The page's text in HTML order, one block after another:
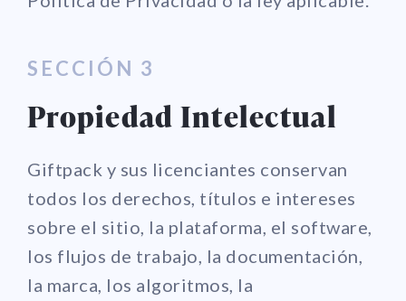
SECCIÓN 3
Propiedad Intelectual
Giftpack y sus licenciantes conservan
todos los derechos, títulos e intereses
sobre el sitio, la plataforma, el software,
los flujos de trabajo, la documentación,
la marca, los algoritmos, la